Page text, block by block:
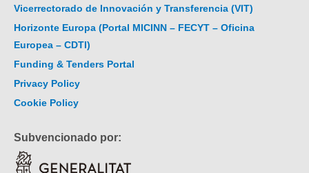
Vicerrectorado de Innovación y Transferencia (VIT)
Horizonte Europa (Portal MICINN – FECYT – Oficina
Europea – CDTI)
Funding & Tenders Portal
Privacy Policy
Cookie Policy
Subvencionado por: